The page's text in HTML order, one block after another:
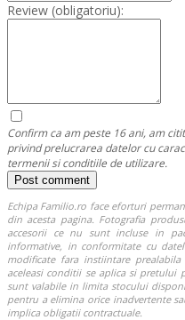
Review (obligatoriu):
Confirm ca am peste 16 ani, am
privind prelucrarea datelor cu
termenii si conditiile de utilizare.
Echipa Familio.ro face eforturi
din acesta pagina. Fotografia
accesorii ce nu sunt incluse in
informative, in conformitate cu
modificate fara instiintare
aceleasi conditii se aplica si
sunt valabile in limita stocului
pentru a elimina orice inadvertente
implica obligatii contractuale.